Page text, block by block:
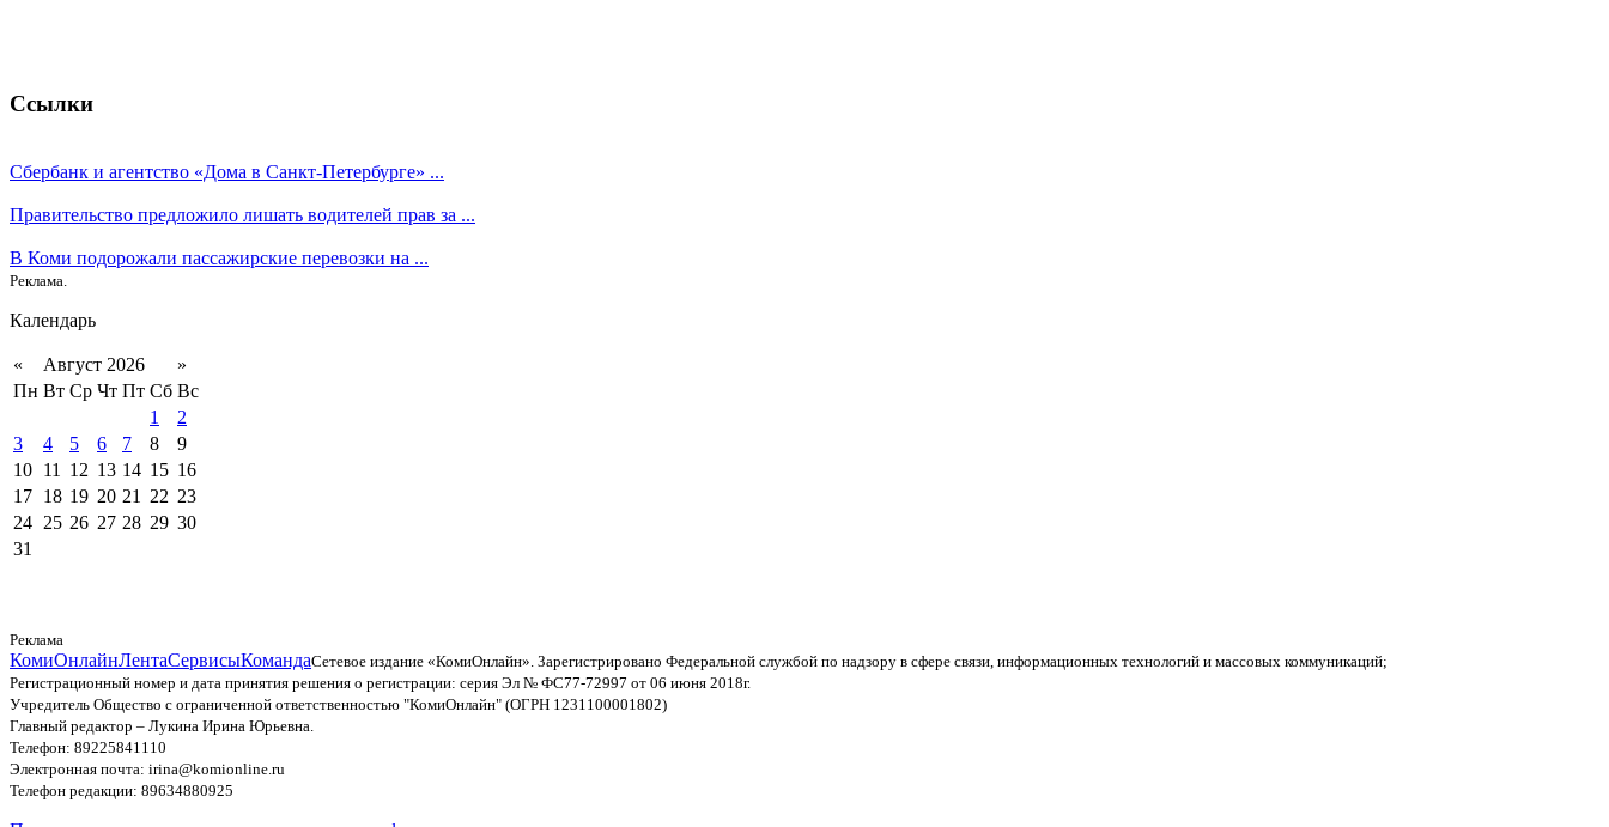
Ссылки
Сбербанк и агентство «Дома в Санкт-Петербурге» ...
Правительство предложило лишать водителей прав за ...
В Коми подорожали пассажирские перевозки на ...
Реклама.
Календарь
« Август 2026
»
Пн Вт Ср Чт Пт Сб Вс
1
2
3
4 5 6 7 8
9
10 11 12 13 14 15 16
17 18 19 20 21 22 23
24 25 26 27 28 29 30
31
Реклама
КомиОнлайнЛентаСервисыКомандаСетевое издание «КомиОнлайн». Зарегистрировано Федеральной службой по надзору в сфере связи, информационных технологий и массовых коммуникаций;
Регистрационный номер и дата принятия решения о регистрации: серия Эл № ФС77-72997 от 06 июня 2018г.
Учредитель Общество с ограниченной ответственностью "КомиОнлайн" (ОГРН 1231100001802)
Главный редактор – Лукина Ирина Юрьевна.
Телефон: 89225841110
Электронная почта: irina@komionline.ru
Телефон редакции: 89634880925